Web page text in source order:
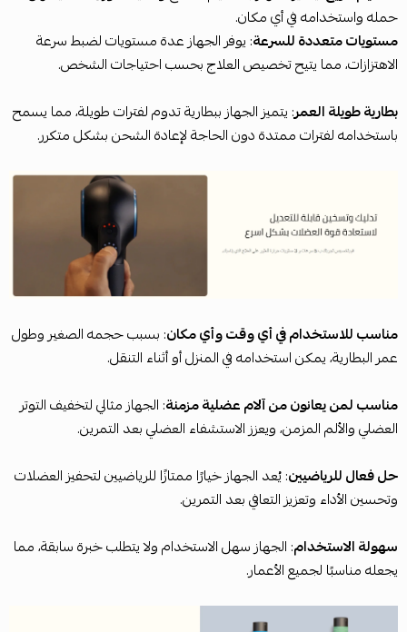
حمله واستخدامه في أي مكان.
مستويات متعددة للسرعة: يوفر الجهاز عدة مستويات لضبط سرعة
الاهتزازات، مما يتيح تخصيص العلاج بحسب احتياجات الشخص.
بطارية طويلة العمر: يتميز الجهاز ببطارية تدوم لفترات طويلة، مما يسمح
باستخدامه لفترات ممتدة دون الحاجة لإعادة الشحن بشكل متكرر.
مناسب للاستخدام في أي وقت وأي مكان: بسبب حجمه الصغير وطول
عمر البطارية، يمكن استخدامه في المنزل أو أثناء التنقل.
مناسب لمن يعانون من آلام عضلية مزمنة: الجهاز مثالي لتخفيف التوتر
العضلي والألم المزمن، ويعزز الاستشفاء العضلي بعد التمرين.
حل فعال للرياضيين: يُعد الجهاز خيارًا ممتازًا للرياضيين لتحفيز العضلات
وتحسين الأداء وتعزيز التعافي بعد التمرين.
سهولة الاستخدام: الجهاز سهل الاستخدام ولا يتطلب خبرة سابقة، مما
يجعله مناسبًا لجميع الأعمار.